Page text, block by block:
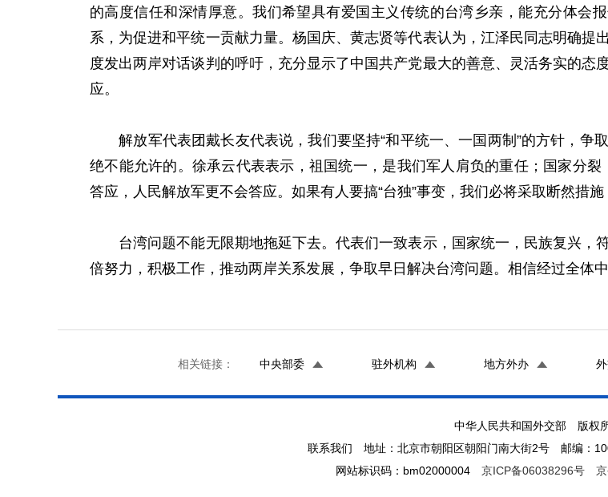
的高度信任和深情厚意。我们希望具有爱国主义传统的台湾乡亲，能充分体会
系，为促进和平统一贡献力量。杨国庆、黄志贤等代表认为，江泽民同志明确
度发出两岸对话谈判的呼吁，充分显示了中国共产党最大的善意、灵活务实的态
应。
解放军代表团戴长友代表说，我们要坚持“和平统一、一国两制”的方针，争
绝不能允许的。徐承云代表表示，祖国统一，是我们军人肩负的重任；国家分
答应，人民解放军更不会答应。如果有人要搞“台独”事变，我们必将采取断然措
台湾问题不能无限期地拖延下去。代表们一致表示，国家统一，民族复兴，
倍努力，积极工作，推动两岸关系发展，争取早日解决台湾问题。相信经过全体
相关链接： 中央部委 驻外机构 地方外办
中华人民共和国外交部 版权
联系我们 地址：北京市朝阳区朝阳门南大街2号 邮编：
网站标识码：bm02000004 京ICP备06038296号